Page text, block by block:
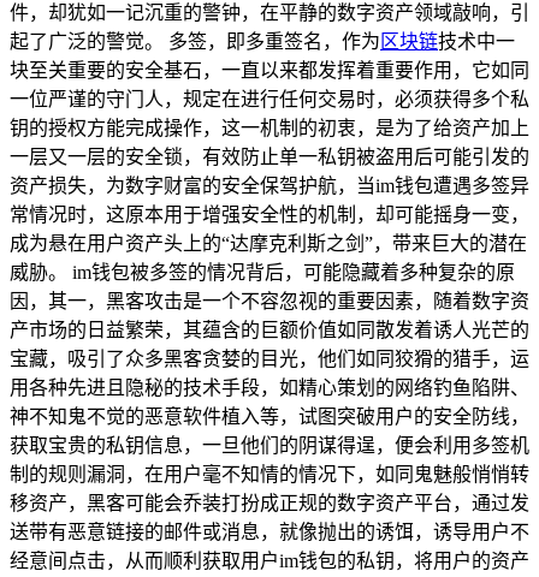
件，却犹如一记沉重的警钟，在平静的数字资产领域敲响，引
起了广泛的警觉。 多签，即多重签名，作为 区块链技术中一
块至关重要的安全基石，一直以来都发挥着重要作用，它如同
一位严谨的守门人，规定在进行任何交易时，必须获得多个私
钥的授权方能完成操作，这一机制的初衷，是为了给资产加上
一层又一层的安全锁，有效防止单一私钥被盗用后可能引发的
资产损失，为数字财富的安全保驾护航，当im钱包遭遇多签异
常情况时，这原本用于增强安全性的机制，却可能摇身一变，
成为悬在用户资产头上的“达摩克利斯之剑”，带来巨大的潜在
威胁。 im钱包被多签的情况背后，可能隐藏着多种复杂的原
因，其一，黑客攻击是一个不容忽视的重要因素，随着数字资
产市场的日益繁荣，其蕴含的巨额价值如同散发着诱人光芒的
宝藏，吸引了众多黑客贪婪的目光，他们如同狡猾的猎手，运
用各种先进且隐秘的技术手段，如精心策划的网络钓鱼陷阱、
神不知鬼不觉的恶意软件植入等，试图突破用户的安全防线，
获取宝贵的私钥信息，一旦他们的阴谋得逞，便会利用多签机
制的规则漏洞，在用户毫不知情的情况下，如同鬼魅般悄悄转
移资产，黑客可能会乔装打扮成正规的数字资产平台，通过发
送带有恶意链接的邮件或消息，就像抛出的诱饵，诱导用户不
经意间点击，从而顺利获取用户im钱包的私钥，将用户的资产